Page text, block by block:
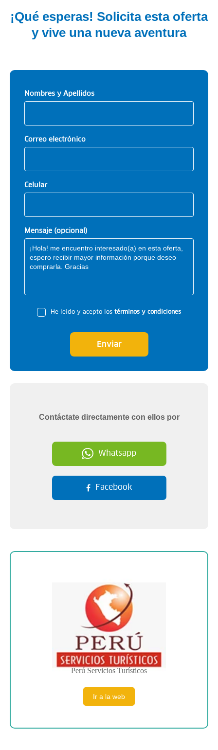
¡Qué esperas! Solicita esta oferta
y vive una nueva aventura
Nombres y Apellidos
Correo electrónico
Celular
Mensaje (opcional)
He leído y acepto los términos y condiciones
Enviar
Contáctate directamente con ellos por
Whatsapp
Facebook
Perú Servicios Turísticos
Ir a la web